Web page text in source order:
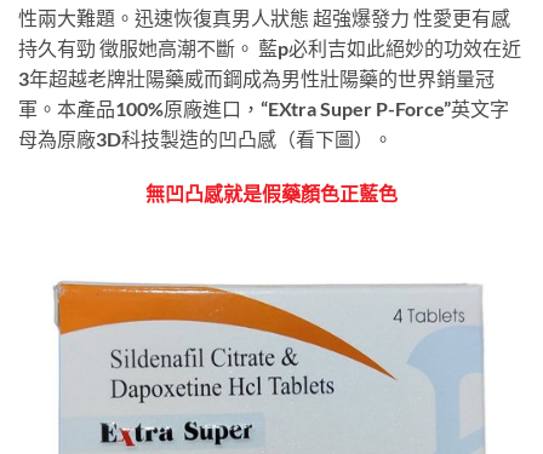
性兩大難題。迅速恢復真男人狀態 超強爆發力 性愛更有感
持久有勁 徵服她高潮不斷。 藍p必利吉如此絕妙的功效在近
3年超越老牌壯陽藥威而鋼成為男性壯陽藥的世界銷量冠
軍。本產品100%原廠進口，“EXtra Super P-Force”英文字
母為原廠3D科技製造的凹凸感（看下圖）。
無凹凸感就是假藥顏色正藍色